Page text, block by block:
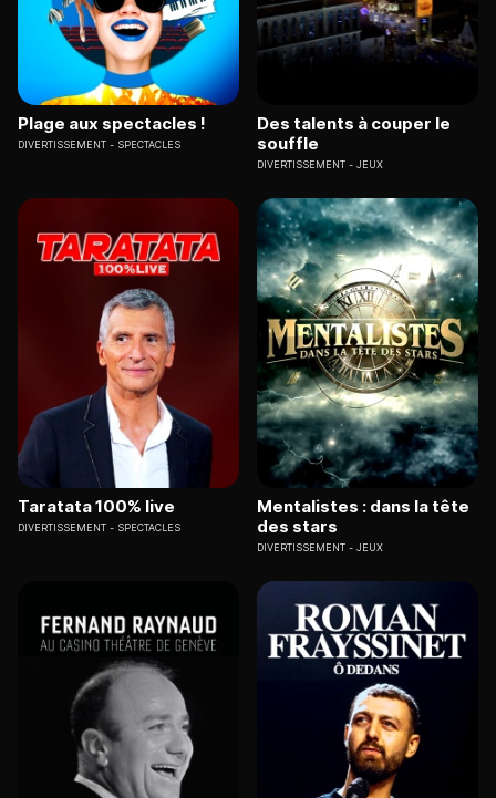
Plage aux spectacles !
DIVERTISSEMENT SPECTACLES
Des talents à couper le
souffle
DIVERTISSEMENT JEUX
Taratata 100% live
DIVERTISSEMENT SPECTACLES
Mentalistes : dans la tête
des stars
DIVERTISSEMENT JEUX